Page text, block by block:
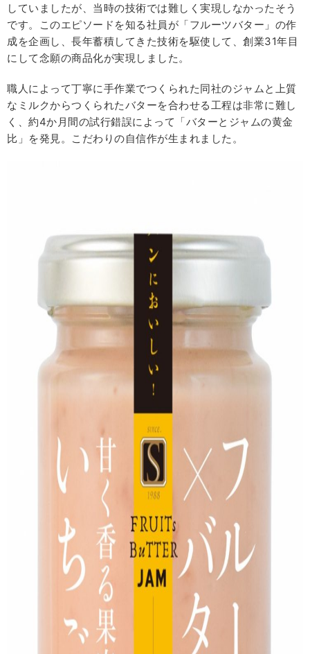
していましたが、当時の技術では難しく実現しなかったそう
です。このエピソードを知る社員が「フルーツバター」の作
成を企画し、長年蓄積してきた技術を駆使して、創業31年目
にして念願の商品化が実現しました。
職人によって丁寧に手作業でつくられた同社のジャムと上質
なミルクからつくられたバターを合わせる工程は非常に難し
く、約4か月間の試行錯誤によって「バターとジャムの黄金
比」を発見。こだわりの自信作が生まれました。